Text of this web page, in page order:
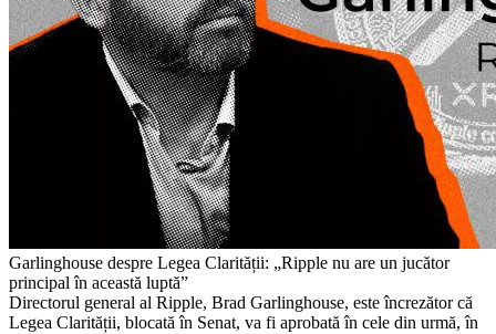
Garlinghouse despre Legea Clarității: „Ripple nu are un jucător
principal în această luptă”
Directorul general al Ripple, Brad Garlinghouse, este încrezător că
Legea Clarității, blocată în Senat, va fi aprobată în cele din urmă, în